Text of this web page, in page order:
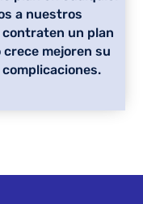
a nuestros
un plan
crece mejoren su